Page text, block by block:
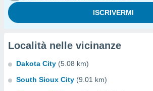
Località nelle vicinanze
Dakota City (5.08 km)
South Sioux City (9.01 km)